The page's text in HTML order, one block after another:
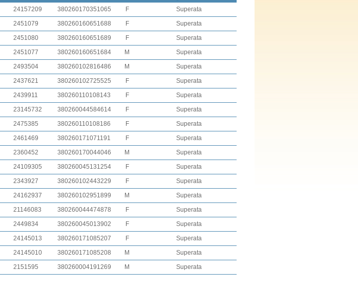
24157209 380260170351065 F
Superata
2451079 380260160651688 F
Superata
2451080 380260160651689 F
Superata
2451077 380260160651684 M
Superata
2493504 380260102816486 M
Superata
2437621 380260102725525 F
Superata
2439911 380260110108143 F
Superata
23145732 380260044584614 F
Superata
2475385 380260110108186 F
Superata
2461469 380260171071191 F
Superata
2360452 380260170044046 M
Superata
24109305 380260045131254 F
Superata
2343927 380260102443229 F
Superata
24162937 380260102951899 M
Superata
21146083 380260044474878 F
Superata
2449834 380260045013902 F
Superata
24145013 380260171085207 F
Superata
24145010 380260171085208 M
Superata
2151595 380260004191269 M Superata